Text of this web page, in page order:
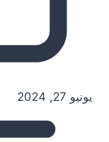
يونيو 27, 2024